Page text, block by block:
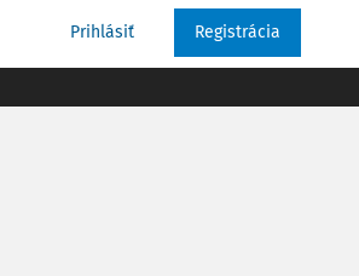
Prihlásiť Registrácia